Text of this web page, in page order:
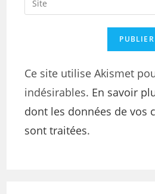
Ce site utilise Akismet
indésirables. En savoir
dont les données de vos
sont traitées.